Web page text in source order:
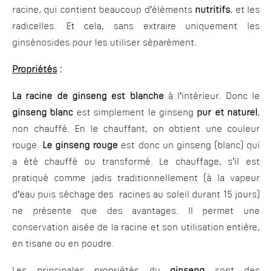
racine, qui contient beaucoup d’éléments nutritifs, et les
radicelles. Et cela, sans extraire uniquement les
ginsénosides pour les utiliser séparément.
Propriétés :
La racine de ginseng est blancheà l’intérieur. Donc le
ginseng blanc est simplement le ginseng pur et naturel,
non chauffé. En le chauffant, on obtient une couleur
rouge. Le ginseng rouge est donc un ginseng (blanc) qui
a été chauffé ou transformé. Le chauffage, s’il est
pratiqué comme jadis traditionnellement (à la vapeur
d’eau puis séchage des racines au soleil durant 15 jours)
ne présente que des avantages. Il permet une
conservation aisée de la racine et son utilisation entière,
en tisane ou en poudre.